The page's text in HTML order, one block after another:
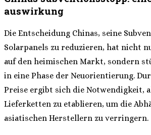
auswirkung
Die Entscheidung Chinas, seine
Solarpanels zu reduzieren, hat nicht
auf den heimischen Markt, sondern
in eine Phase der Neuorientierung.
Preise ergibt sich die Notwendigkeit,
Lieferketten zu etablieren, um die
asiatischen Herstellern zu verringern.